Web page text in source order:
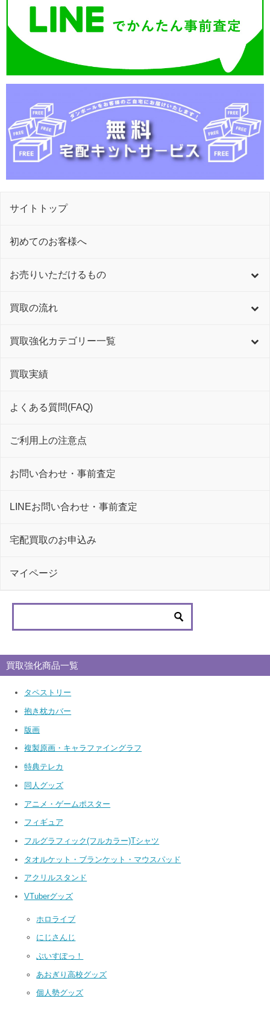
サイトトップ
初めてのお客様へ
お売りいただけるもの
買取の流れ
買取強化カテゴリー一覧
買取実績
よくある質問(FAQ)
ご利用上の注意点
お問い合わせ・事前査定
LINEお問い合わせ・事前査定
宅配買取のお申込み
マイページ
買取強化商品一覧
タペストリー
抱き枕カバー
版画
複製原画・キャラファイングラフ
特典テレカ
同人グッズ
アニメ・ゲームポスター
フィギュア
フルグラフィック(フルカラー)Tシャツ
タオルケット・ブランケット・マウスパッド
アクリルスタンド
VTuberグッズ
ホロライブ
にじさんじ
ぶいすぽっ！
あおぎり高校グッズ
個人勢グッズ